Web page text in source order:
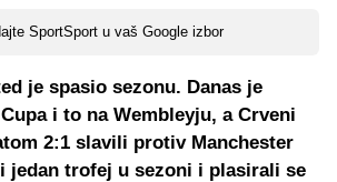
SportSport u vaš Google izbor
je spasio sezonu. Danas je
i to na Wembleyju, a Crveni
2:1 slavili protiv Manchester
jedan trofej u sezoni i plasirali se